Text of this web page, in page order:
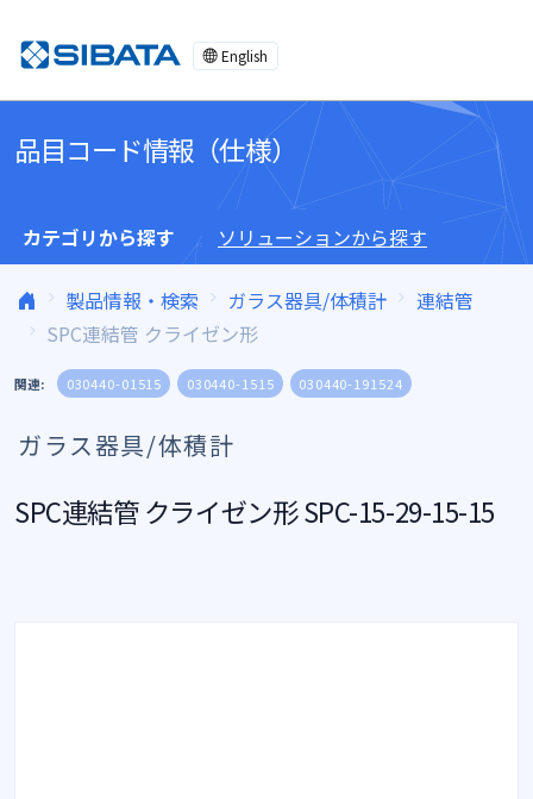
English
品目コード情報（仕様）
カテゴリから探す ソリューションから探す
製品情報・検索 ガラス器具/体積計
連結管
SPC連結管 クライゼン形
関連: 030440-01515 030440-1515 030440-191524
ガラス器具/体積計
SPC連結管 クライゼン形 SPC-15-29-15-15